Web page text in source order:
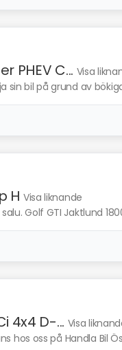
PHEV C... Visa
sin bil på grund av
H Visa liknande
Golf GTI Jaktlund
4x4 D-... Visa
hos oss på Handla Bil